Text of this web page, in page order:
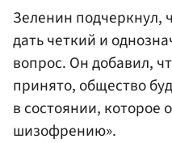
Зеленин подчеркнул,
дать четкий и
вопрос. Он добавил,
принято, общество
в состоянии, которое
шизофрению».